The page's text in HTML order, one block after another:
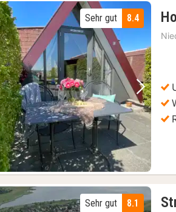
Vorheriges Bild
8.4
Sehr gut
8.1
Sehr gut